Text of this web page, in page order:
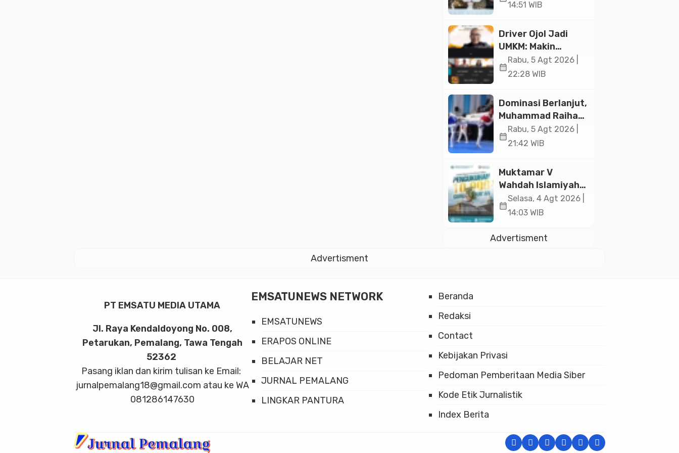
Ekonomi Senilai Rp
14:51 WIB
Driver Ojol Jadi
UMKM: Makin
Sejahtera atau
Merana? Ini
Paramadina
calendar_month
Rabu, 5 Agt 2026 |
22:28 WIB
Dominasi Berlanjut,
Muhammad Raihan
Fadila Sabet Emas
Kyorugi di Asian
Indonesia Open
2026
calendar_month
Rabu, 5 Agt 2026 |
21:42 WIB
Muktamar V
Wahdah Islamiyah
Akan Kukuhkan
10.000 Guru Al-
Istiqlal
calendar_month
Selasa, 4 Agt 2026 |
14:03 WIB
Advertisment
Advertisment
PT EMSATU MEDIA UTAMA
Jl. Raya Kendaldoyong No. 008,
Petarukan, Pemalang, Tawa Tengah
52362
Pasang iklan dan kirim tulisan ke Email:
jurnalpemalang18@gmail.com atau ke WA
081286147630
EMSATUNEWS NETWORK
EMSATUNEWS
ERAPOS ONLINE
BELAJAR NET
JURNAL PEMALANG
LINGKAR PANTURA
Beranda
Redaksi
Contact
Kebijakan Privasi
Pedoman Pemberitaan Media Siber
Kode Etik Jurnalistik
Index Berita